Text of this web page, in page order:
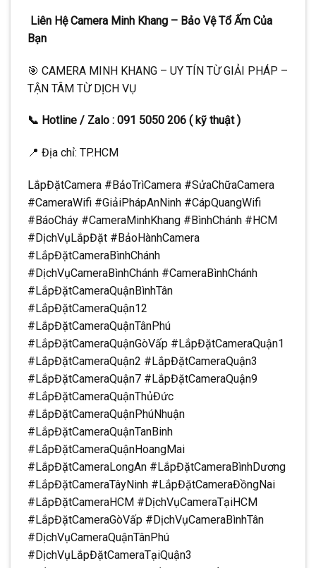
Liên Hệ Camera Minh Khang – Bảo Vệ Tổ Ấm Của
Bạn
🎯 CAMERA MINH KHANG – UY TÍN TỪ GIẢI PHÁP –
TẬN TÂM TỪ DỊCH VỤ
📞 Hotline / Zalo : 091 5050 206 ( kỹ thuật )
📍 Địa chỉ: TP.HCM
LắpĐặtCamera #BảoTrìCamera #SửaChữaCamera
#CameraWifi #GiảiPhápAnNinh #CápQuangWifi
#BáoCháy #CameraMinhKhang #BìnhChánh #HCM
#DịchVụLắpĐặt #BảoHànhCamera
#LắpĐặtCameraBìnhChánh
#DịchVụCameraBìnhChánh #CameraBìnhChánh
#LắpĐặtCameraQuậnBìnhTân
#LắpĐặtCameraQuận12
#LắpĐặtCameraQuậnTânPhú
#LắpĐặtCameraQuậnGòVấp #LắpĐặtCameraQuận1
#LắpĐặtCameraQuận2 #LắpĐặtCameraQuận3
#LắpĐặtCameraQuận7 #LắpĐặtCameraQuận9
#LắpĐặtCameraQuậnThủĐức
#LắpĐặtCameraQuậnPhúNhuận
#LắpĐặtCameraQuậnTanBinh
#LắpĐặtCameraQuậnHoangMai
#LắpĐặtCameraLongAn #LắpĐặtCameraBìnhDương
#LắpĐặtCameraTâyNinh #LắpĐặtCameraĐồngNai
#LắpĐặtCameraHCM #DịchVụCameraTạiHCM
#LắpĐặtCameraGòVấp #DịchVụCameraBìnhTân
#DịchVụCameraQuậnTânPhú
#DịchVụLắpĐặtCameraTạiQuận3